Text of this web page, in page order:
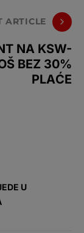
ARTICLE
NA KSW-
BEZ 30%
PLAĆE
U